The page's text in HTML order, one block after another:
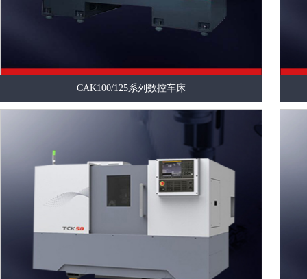
CAK100/125系列数控车床